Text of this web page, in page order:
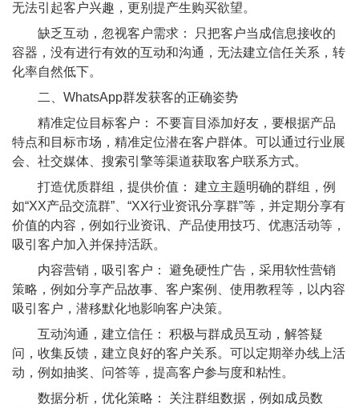
无法引起客户兴趣，更别提产生购买欲望。
缺乏互动，忽视客户需求： 只把客户当成信息接收的
容器，没有进行有效的互动和沟通，无法建立信任关系，转
化率自然低下。
二、WhatsApp群发获客的正确姿势
精准定位目标客户： 不要盲目添加好友，要根据产品
特点和目标市场，精准定位潜在客户群体。可以通过行业展
会、社交媒体、搜索引擎等渠道获取客户联系方式。
打造优质群组，提供价值： 建立主题明确的群组，例
如“XX产品交流群”、“XX行业资讯分享群”等，并定期分享有
价值的内容，例如行业资讯、产品使用技巧、优惠活动等，
吸引客户加入并保持活跃。
内容营销，吸引客户： 避免硬性广告，采用软性营销
策略，例如分享产品故事、客户案例、使用教程等，以内容
吸引客户，潜移默化地影响客户决策。
互动沟通，建立信任： 积极与群成员互动，解答疑
问，收集反馈，建立良好的客户关系。可以定期举办线上活
动，例如抽奖、问答等，提高客户参与度和粘性。
数据分析，优化策略： 关注群组数据，例如成员数